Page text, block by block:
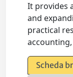
It provides
and
practical
Scheda